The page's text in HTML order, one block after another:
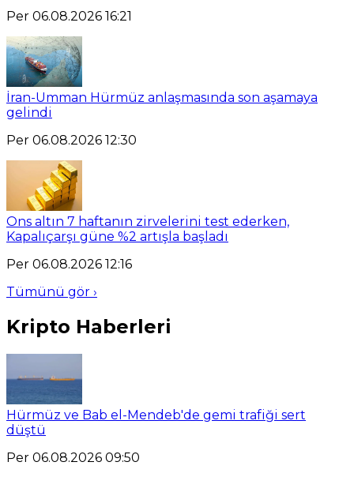
Per 06.08.2026 16:21
İran-Umman Hürmüz anlaşmasında son aşamaya
gelindi
Per 06.08.2026 12:30
Ons altın 7 haftanın zirvelerini test ederken,
Kapalıçarşı güne %2 artışla başladı
Per 06.08.2026 12:16
Tümünü gör ›
Kripto Haberleri
Hürmüz ve Bab el-Mendeb'de gemi trafiği sert
düştü
Per 06.08.2026 09:50